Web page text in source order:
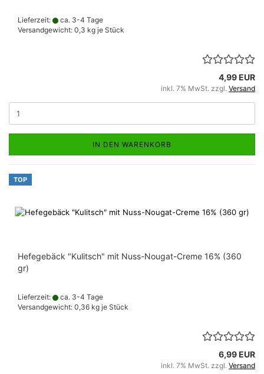
Lieferzeit:
ca. 3-4 Tage
Versandgewicht: 0,3 kg je Stück
4,99 EUR
inkl. 7% MwSt. zzgl. Versand
IN DEN WARENKORB
TOP
Hefegebäck "Kulitsch" mit Nuss-Nougat-Creme 16% (360
gr)
Lieferzeit:
ca. 3-4 Tage
Versandgewicht: 0,36 kg je Stück
6,99 EUR
inkl. 7% MwSt. zzgl. Versand